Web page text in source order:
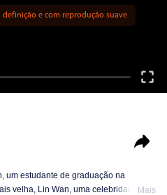
definição e com reprodução suave
um estudante de graduação na
velha, Lin Wan, uma celebridade daMais